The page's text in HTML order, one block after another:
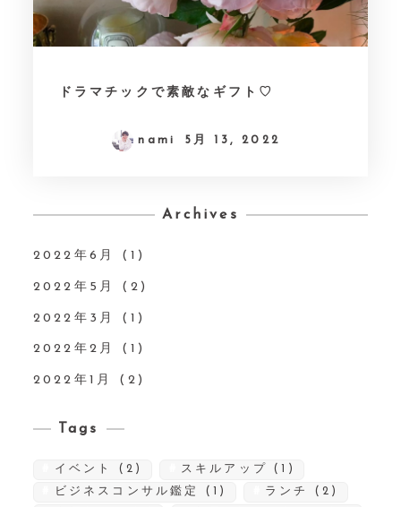
ドラマチックで素敵なギフト♡
nami 5月 13, 2022
Archives
2022年6月 (1)
2022年5月 (2)
2022年3月 (1)
2022年2月 (1)
2022年1月 (2)
Tags
イベント (2) スキルアップ
(1)
ビジネスコンサル鑑定
(1) ランチ
(2)